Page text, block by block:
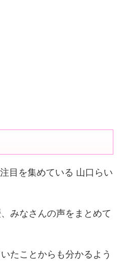
目を集めている 山口らい
みなさんの声をまとめて
たことからも分かるよう